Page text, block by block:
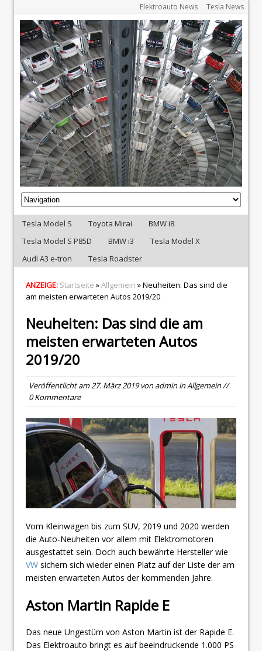
Elektroauto News Tesla News
Tesla Model S Toyota Mirai
BMW i8
Tesla Model S P85D
BMW i3
Tesla Model X
Audi A3 e-tron
Tesla Roadster
ANZEIGE: Startseite »Allgemein » Neuheiten: Das sind die
am meisten erwarteten Autos 2019/20
Neuheiten: Das sind die am
meisten erwarteten Autos
2019/20
Veröffentlicht am27. März 2019vonadmininAllgemein//
0 Kommentare
Vom Kleinwagen bis zum SUV, 2019 und 2020 werden
die Auto-Neuheiten vor allem mit Elektromotoren
ausgestattet sein. Doch auch bewährte Hersteller wie
VW sichern sich wieder einen Platz auf der Liste der am
meisten erwarteten Autos der kommenden Jahre.
Aston Martin Rapide E
Das neue Ungestüm von Aston Martin ist der Rapide E.
Das Elektroauto bringt es auf beeindruckende 1.000 PS